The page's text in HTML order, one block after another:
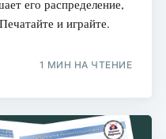
его распределение,
и играйте.
1 МИН НА ЧТЕНИЕ